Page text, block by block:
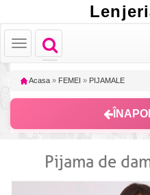
Toggle
navigation
Toggle
navigation
Acasa » FEMEI » PIJAMALE
Pijama de